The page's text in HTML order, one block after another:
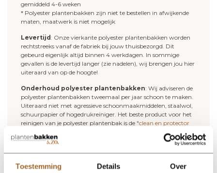
Toestemming Details Over
gemiddeld 4-6 weken
* Polyester plantenbakken zijn niet te bestellen in afwijkende
maten, maatwerk is niet mogelijk
Levertijd : Onze vierkante polyester plantenbakken worden
rechtstreeks vanaf de fabriek bij jouw thuisbezorgd. Dit
gebeurd eigenlijk altijd binnen 4 werkdagen. In sommige
gevallen is de levertijd langer (zie nadelen), wij brengen jou hier
uiteraard van op de hoogte!
Onderhoud polyester plantenbakken: Wij adviseren de
polyester plantenbakken tweemaal per jaar schoon te maken.
Uiteraard niet met agressieve schoonmaakmiddelen, staalwol,
schuurpapier of hogedrukreiniger. Het beste product voor het
reinigen van je polyester plantenbak is de "clean en protector
". Dit middel reinigt je polyester plantenbak en geeft je
plantenbak een nieuwe beschermlaag.
onderstaande RAL kleuren